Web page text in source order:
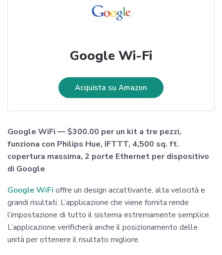
Google Wi-Fi
Acquista su Amazon
Google WiFi — $300.00 per un kit a tre pezzi,
funziona con Philips Hue, IFTTT, 4,500 sq. ft.
copertura massima, 2 porte Ethernet per dispositivo
di Google
Google WiFi offre un design accattivante, alta velocità e
grandi risultati. L’applicazione che viene fornita rende
l’impostazione di tutto il sistema estremamente semplice.
L’applicazione verificherà anche il posizionamento delle
unità per ottenere il risultato migliore.